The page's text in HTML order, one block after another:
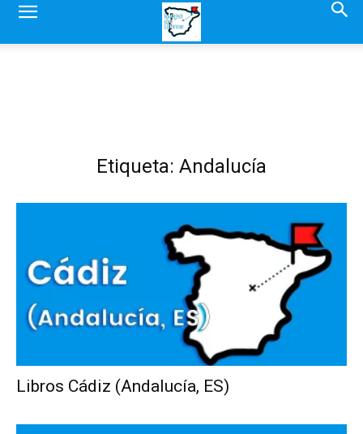
Etiqueta: Andalucía
Libros Cádiz (Andalucía, ES)